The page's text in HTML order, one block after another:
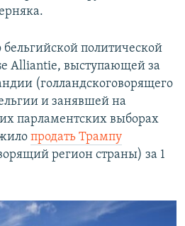
политической
Alliantie, выступающей за
(голландскоговорящего
и занявшей на
парламентских выборах
продать Трампу
регион страны) за 1